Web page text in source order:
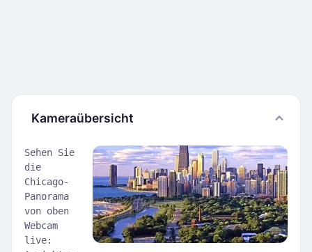
Kameraübersicht
Sehen Sie
die
Chicago-
Panorama
von oben
Webcam
live: